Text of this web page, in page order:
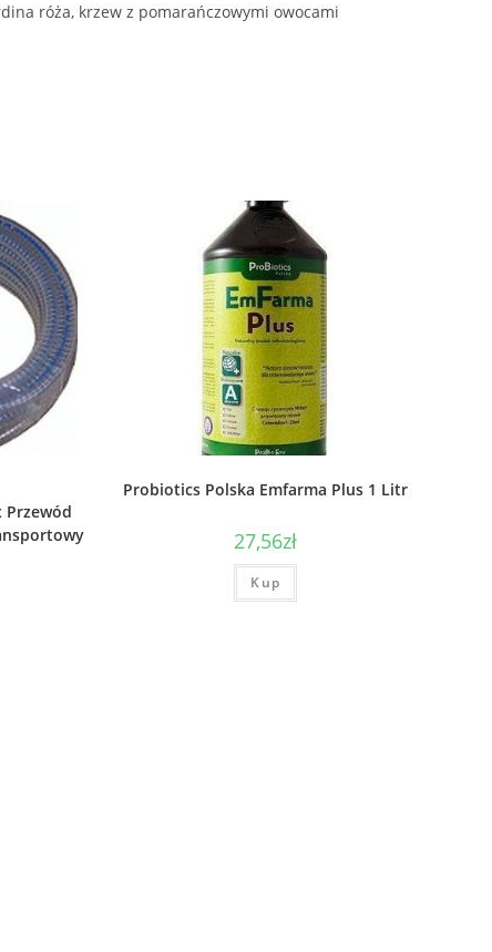
róża, krzew z pomarańczowymi owocami
Przewód
Probiotics Polska Emfarma Plus 1 Litr
27,56zł
Kup